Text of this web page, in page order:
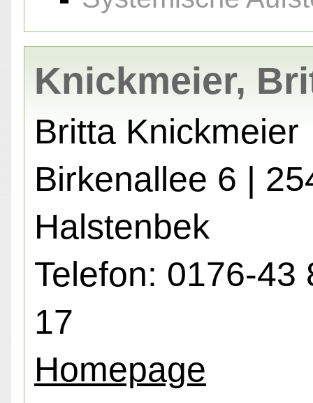
Knickmeier,
Britta Knickmeier
Birkenallee 6 |
Halstenbek
Telefon: 0176-43
17
Homepage